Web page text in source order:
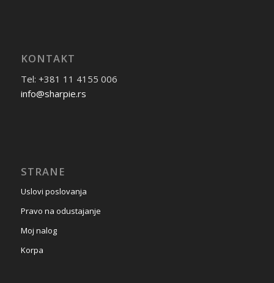
KONTAKT
Tel: +381 11 4155 006
info@sharpie.rs
STRANE
Uslovi poslovanja
Pravo na odustajanje
Moj nalog
Korpa